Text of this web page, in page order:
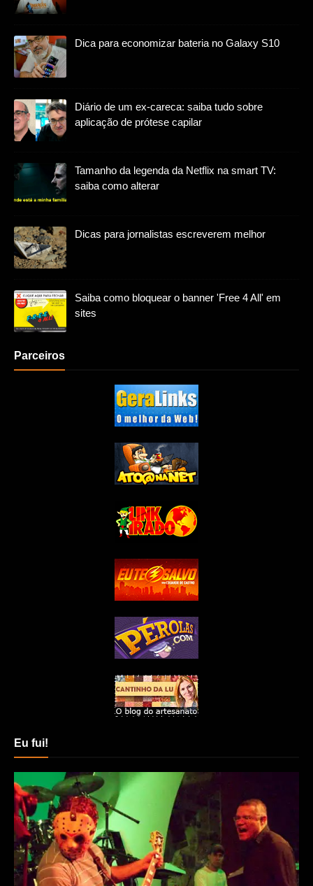
Dica para economizar bateria no Galaxy S10
Diário de um ex-careca: saiba tudo sobre
aplicação de prótese capilar
Tamanho da legenda da Netflix na smart TV:
saiba como alterar
Dicas para jornalistas escreverem melhor
Saiba como bloquear o banner 'Free 4 All' em
sites
Parceiros
Eu fui!